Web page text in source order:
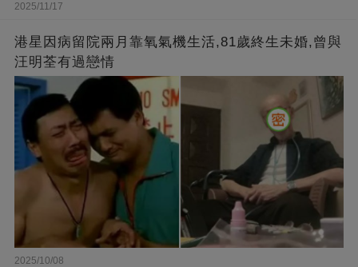
2025/11/17
港星因病留院兩月靠氧氣機生活,81歲終生未婚,曾與
汪明荃有過戀情
2025/10/08